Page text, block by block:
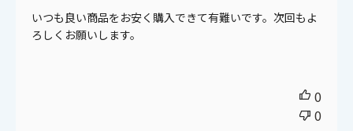
いつも良い商品をお安く購入できて有難いです。次回もよ
ろしくお願いします。
0
0